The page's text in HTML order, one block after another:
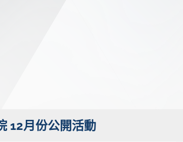
12月份公開活動